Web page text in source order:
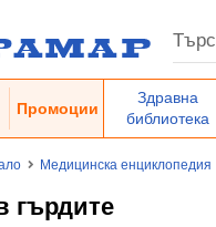
Промоции
Здравна
библиотека
Медицинска енциклопедия
гърдите